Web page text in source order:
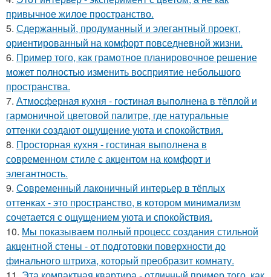
привычное жилое пространство.
5. Сдержанный, продуманный и элегантный проект,
ориентированный на комфорт повседневной жизни.
6. Пример того, как грамотное планировочное решение
может полностью изменить восприятие небольшого
пространства.
7. Атмосферная кухня - гостиная выполнена в тёплой и
гармоничной цветовой палитре, где натуральные
оттенки создают ощущение уюта и спокойствия.
8. Просторная кухня - гостиная выполнена в
современном стиле с акцентом на комфорт и
элегантность.
9. Современный лаконичный интерьер в тёплых
оттенках - это пространство, в котором минимализм
сочетается с ощущением уюта и спокойствия.
10. Мы показываем полный процесс создания стильной
акцентной стены - от подготовки поверхности до
финального штриха, который преобразит комнату.